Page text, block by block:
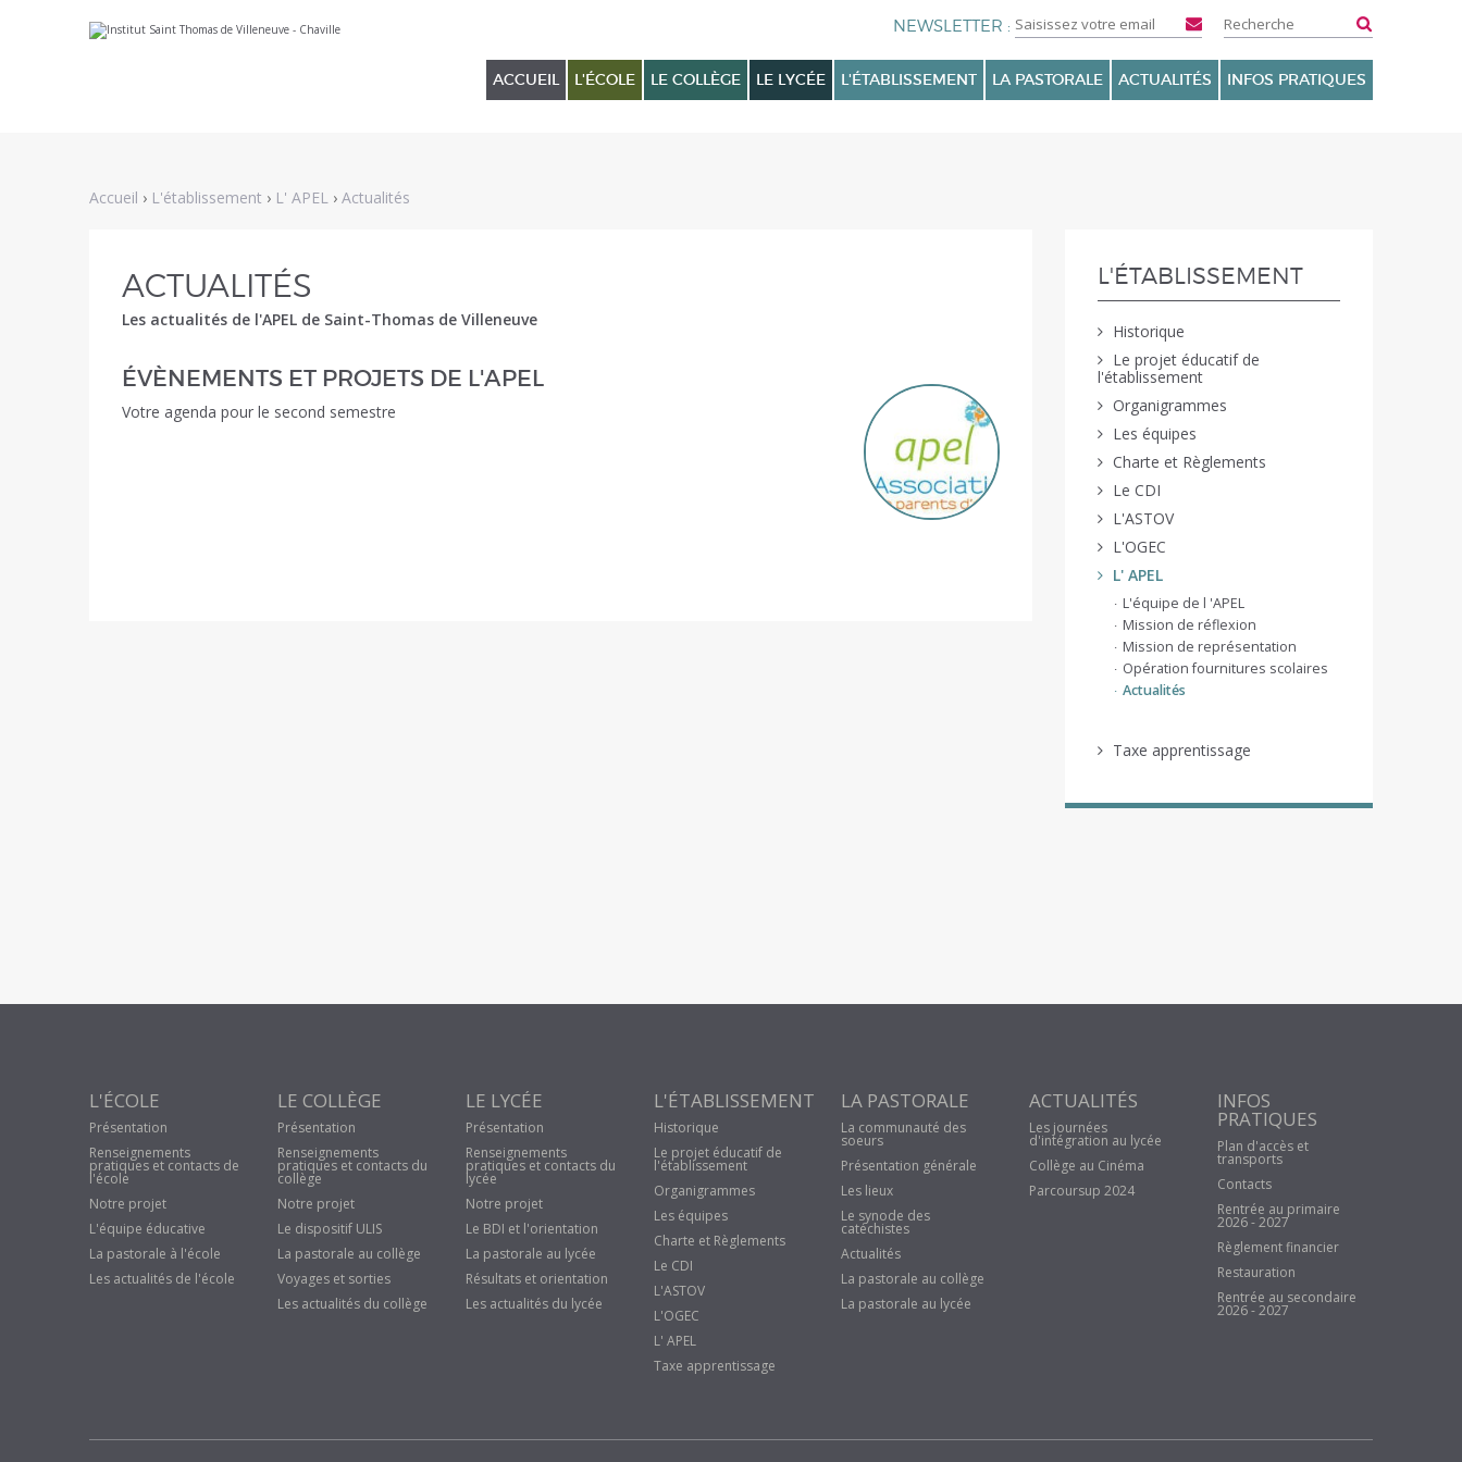
au
personnels
ACCUEIL L'ÉCOLE LE COLLÈGE LE LYCÉE L'ÉTABLISSEMENT LA PASTORALE ACTUALITÉS INFOS PRATIQUES
Accueil › L'établissement › L' APEL › Actualités
NAVIGATION
L'ÉTABLISSEMENT
Historique
Le projet éducatif de
l'établissement
Organigrammes
Les équipes
Charte et Règlements
Le CDI
L'ASTOV
L'OGEC
L' APEL
L'équipe de l 'APEL
Mission de réflexion
Mission de représentation
Opération fournitures scolaires
Actualités
Taxe apprentissage
ACTUALITÉS
Les actualités de l'APEL de Saint-Thomas de Villeneuve
ÉVÈNEMENTS ET PROJETS DE L'APEL
Votre agenda pour le second semestre
L'ÉCOLE
Présentation
Renseignements
pratiques et contacts de
l'école
Notre projet
L'équipe éducative
La pastorale à l'école
Les actualités de l'école
LE COLLÈGE
Présentation
Renseignements
pratiques et contacts du
collège
Notre projet
Le dispositif ULIS
La pastorale au collège
Voyages et sorties
Les actualités du collège
LE LYCÉE
Présentation
Renseignements
pratiques et contacts du
lycée
Notre projet
Le BDI et l'orientation
La pastorale au lycée
Résultats et orientation
Les actualités du lycée
L'ÉTABLISSEMENT
Historique
Le projet éducatif de
l'établissement
Organigrammes
Les équipes
Charte et Règlements
Le CDI
L'ASTOV
L'OGEC
L' APEL
Taxe apprentissage
LA PASTORALE
La communauté des
soeurs
Présentation générale
Les lieux
Le synode des
catéchistes
Actualités
La pastorale au collège
La pastorale au lycée
ACTUALITÉS
Les journées
d'intégration au lycée
Collège au Cinéma
Parcoursup 2024
INFOS
PRATIQUES
Plan d'accès et
transports
Contacts
Rentrée au primaire
2026 - 2027
Règlement financier
Restauration
Rentrée au secondaire
2026 - 2027